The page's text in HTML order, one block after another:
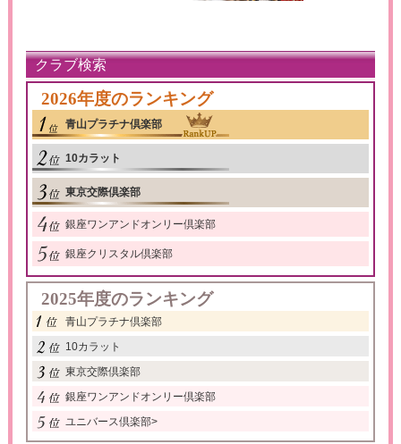
クラブ検索
2026年度のランキング
青山プラチナ倶楽部
10カラット
東京交際倶楽部
銀座ワンアンドオンリー倶楽部
銀座クリスタル倶楽部
2025年度のランキング
青山プラチナ倶楽部
10カラット
東京交際倶楽部
銀座ワンアンドオンリー倶楽部
ユニバース倶楽部>